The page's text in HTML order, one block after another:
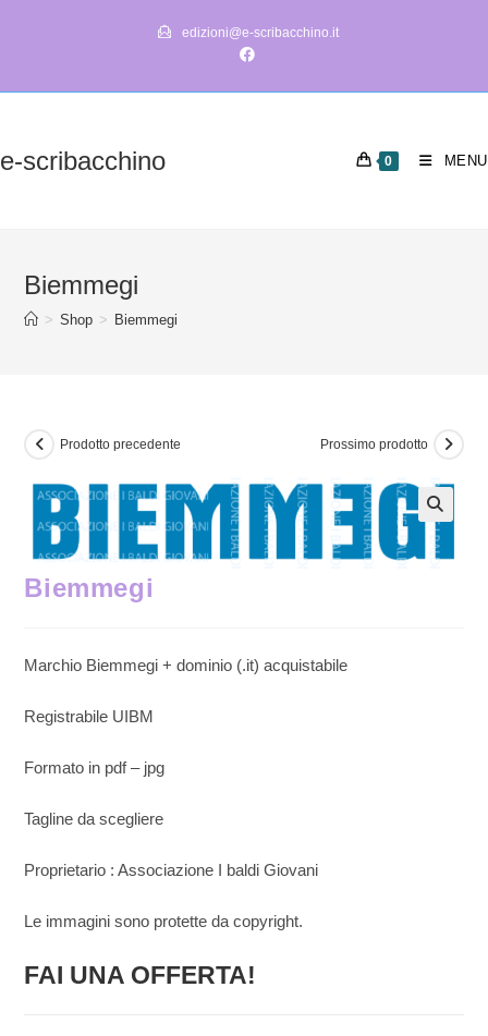
edizioni@e-scribacchino.it
e-scribacchino 0 MENU
Biemmegi
> Shop > Biemmegi
Prodotto precedente Prossimo prodotto
Biemmegi
Marchio Biemmegi + dominio (.it) acquistabile
Registrabile UIBM
Formato in pdf – jpg
Tagline da scegliere
Proprietario : Associazione I baldi Giovani
Le immagini sono protette da copyright.
FAI UNA OFFERTA!